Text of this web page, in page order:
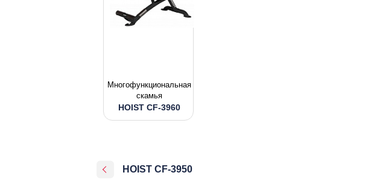
Многофункциональная
скамья
HOIST CF-3960
HOIST CF-3950